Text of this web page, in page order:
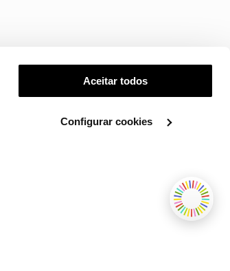
Aceitar todos
Configurar cookies